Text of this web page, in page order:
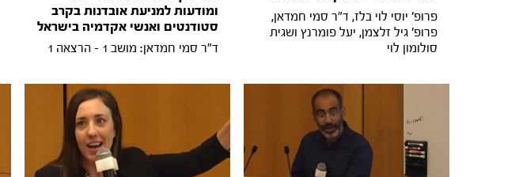
פרופ' יוסי לוי בלז, ד"ר סמי חמדאן,
פרופ' גיל זלצמן, יעל פומרנץ ושגית
סולומון לוי
ומודעות למניעת אובדנות בקרב
סטודנטים ואנשי אקדמיה בישראל
ד"ר סמי חמדאן: מושב 1 - הרצאה 1